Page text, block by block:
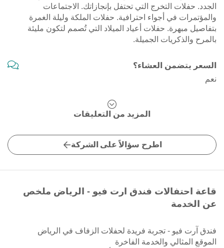
الجدد. حفلات التخرج التي تحتفل بإنجازاتك. الاجتماعات
والمؤتمرات في أجواء احترافية. حفلات الملكة وليلة الغمرة
بتفاصيل مبهرة. حفلات أعياد الميلاد التي تُصمم لتكون مليئة
بالمرح والذكريات الجميلة.
السعر يتضمن العشاء؟
نعم
المزيد من التعليقات
اطرح سؤالاً على الشركة
قاعة احتفالات فندق ارت فيو - الرياض ملخص
عن الخدمة
فندق آرت فيو - تجربة فريدة لحفلات الزفاف في الرياض
الموقع المثالي والخدمة الفاخرة